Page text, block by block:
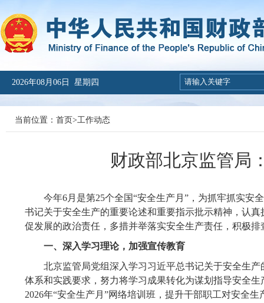
2026年08月06日 星期四
当前位置： 首页>工作动态
财政部北京监管局
今年6月是第25个全国“安全生产月”，为抓牢抓实安
书记关于安全生产的重要论述和重要指示批示精神，认
促发展的政治责任，多措并举落实安全生产责任，积极
一、深入学习理论，加强宣传教育
北京监管局党组深入学习习近平总书记关于安全生
体系和实践要求，努力将学习成果转化为谋划指导安全
2026年“安全生产月”网络培训班，提升干部职工对安全